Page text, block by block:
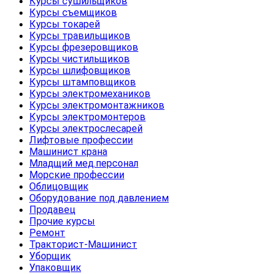
Курсы съемщиков
Курсы токарей
Курсы травильщиков
Курсы фрезеровщиков
Курсы чистильщиков
Курсы шлифовщиков
Курсы штамповщиков
Курсы электромехаников
Курсы электромонтажников
Курсы электромонтеров
Курсы электрослесарей
Лифтовые профессии
Машинист крана
Младщий мед.персонал
Морские профессии
Облицовщик
Оборудование под давлением
Продавец
Прочие курсы
Ремонт
Тракторист-Машинист
Уборщик
Упаковщик